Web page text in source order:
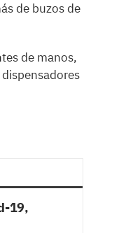
de buzos de
de manos,
19,